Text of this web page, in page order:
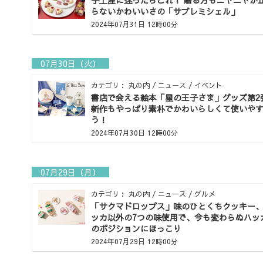
らないかわいいさの「サブレミシェル」
2024年07月31日 12時00分
07月30日（火）
カテゴリ： 丸の内 / ニュース / イベント
書店で会える絵本「星の王子さま」グッズ第2
新作もやっぱり素朴でかわいらしくて使いや
う！
2024年07月30日 12時00分
07月29日（月）
カテゴリ： 丸の内 / ニュース / グルメ
「サクマドロップス」味のひとくちクッキー
ッカ以外の7つの味使用で、今も変わらぬハッ
のポジションにほっこり
2024年07月29日 12時00分